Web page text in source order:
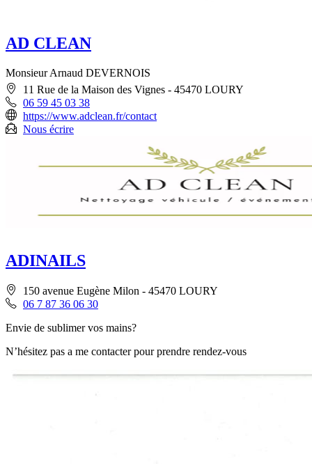
AD CLEAN
Monsieur Arnaud DEVERNOIS
11 Rue de la Maison des Vignes - 45470 LOURY
06 59 45 03 38
https://www.adclean.fr/contact
Nous écrire
ADINAILS
150 avenue Eugène Milon - 45470 LOURY
06 7 87 36 06 30
Envie de sublimer vos mains?
N’hésitez pas a me contacter pour prendre rendez-vous